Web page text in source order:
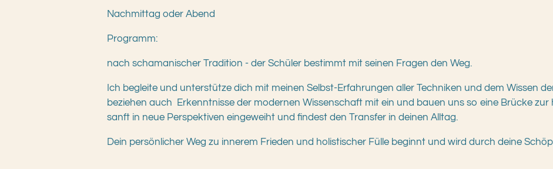
Nachmittag oder Abend
Programm:
nach schamanischer Tradition - der Schüler bestimmt mit seinen Fragen den Weg.
Ich begleite und unterstütze dich mit meinen Selbst-Erfahrungen aller Techniken und dem Wissen
beziehen auch Erkenntnisse der modernen Wissenschaft mit ein und bauen uns so eine Brücke zur
sanft in neue Perspektiven eingeweiht und findest den Transfer in deinen Alltag.
Dein persönlicher Weg zu innerem Frieden und holistischer Fülle beginnt und wird durch deine